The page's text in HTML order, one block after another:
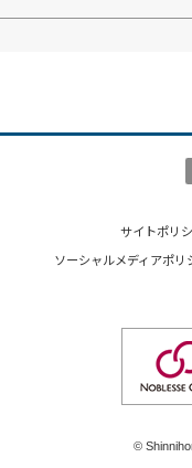
サイトポリ
ソーシャルメディアポリ
©